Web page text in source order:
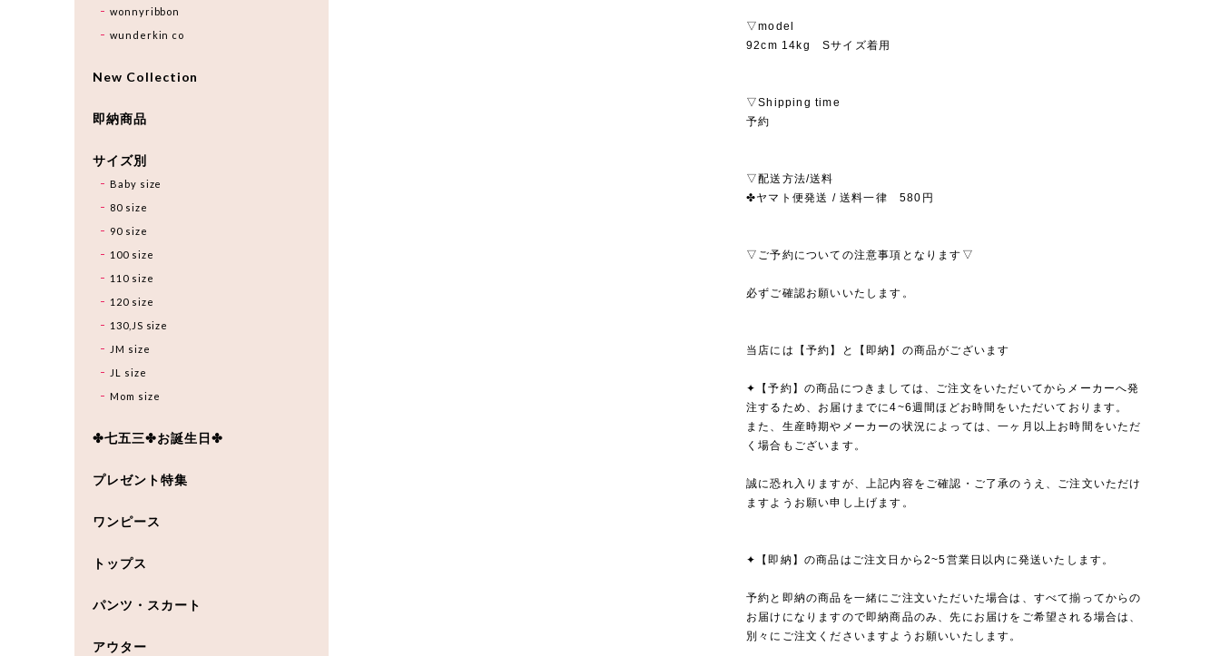
▽model
92cm 14kg Sサイズ着用
▽Shipping time
予約
▽配送方法/送料
✤ヤマト便発送 / 送料一律 580円
▽ご予約についての注意事項となります▽
必ずご確認お願いいたします。
当店には【予約】と【即納】の商品がございます
✦【予約】の商品につきましては、ご注文をいただいてからメーカーへ発
注するため、お届けまでに4~6週間ほどお時間をいただいております。
また、生産時期やメーカーの状況によっては、一ヶ月以上お時間をいただ
く場合もございます。
誠に恐れ入りますが、上記内容をご確認・ご了承のうえ、ご注文いただけ
ますようお願い申し上げます。
✦【即納】の商品はご注文日から2~5営業日以内に発送いたします。
予約と即納の商品を一緒にご注文いただいた場合は、すべて揃ってからの
お届けになりますので即納商品のみ、先にお届けをご希望される場合は、
別々にご注文くださいますようお願いいたします。
wonnyribbon
wunderkin co
New Collection
即納商品
サイズ別
Baby size
80 size
90 size
100 size
110 size
120 size
130,JS size
JM size
JL size
Mom size
✤七五三✤お誕生日✤
プレゼント特集
ワンピース
トップス
パンツ・スカート
アウター